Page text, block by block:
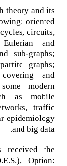
theory and its
oriented
circuits,
and
sub-graphs;
graphs;
and
modern
as mobile
traffic
epidemiology
and big data.
received the
Option: